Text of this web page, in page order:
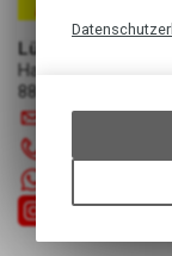
Lüscher Motor- &
Hauptstrasse 29a
8867 Niederurnen
info@